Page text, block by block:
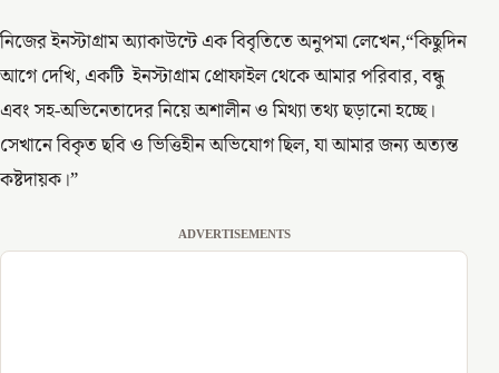
নিজের ইনস্টাগ্রাম অ্যাকাউন্টে এক বিবৃতিতে অনুপমা লেখেন,“কিছুদিন
আগে দেখি, একটি ইনস্টাগ্রাম প্রোফাইল থেকে আমার পরিবার, বন্ধু
এবং সহ-অভিনেতাদের নিয়ে অশালীন ও মিথ্যা তথ্য ছড়ানো হচ্ছে।
সেখানে বিকৃত ছবি ও ভিত্তিহীন অভিযোগ ছিল, যা আমার জন্য অত্যন্ত
কষ্টদায়ক।”
ADVERTISEMENTS